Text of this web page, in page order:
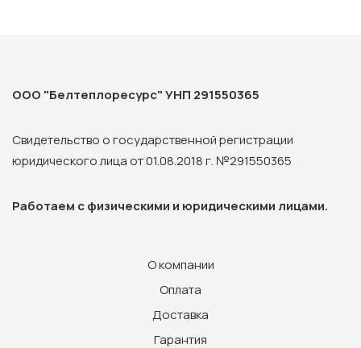
ООО "Белтеплоресурс" УНП 291550365
Свидетельство о государственной регистрации
юридического лица от 01.08.2018 г. №291550365
Работаем с физическими и юридическими лицами.
О компании
Оплата
Доставка
Гарантия